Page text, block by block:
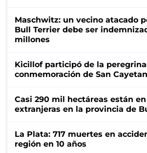
Maschwitz: un vecino atacado
Bull Terrier debe ser
millones
Kicillof participó de la
conmemoración de San
Casi 290 mil hectáreas están
extranjeras en la provincia de
La Plata: 717 muertes en
región en 10 años